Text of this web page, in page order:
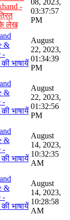
-
के लेख
03:37:57
PM
&
-
भाषायें
August
22, 2023,
01:34:39
PM
&
-
भाषायें
August
22, 2023,
01:32:56
PM
&
-
भाषायें
August
14, 2023,
10:32:35
AM
&
-
भाषायें
August
14, 2023,
10:28:58
AM